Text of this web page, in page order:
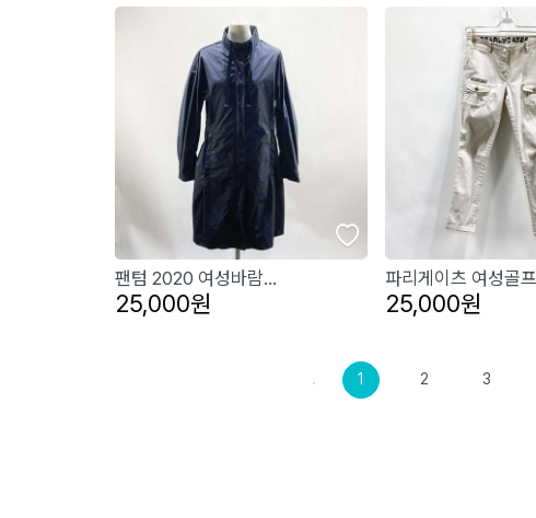
팬텀 2020 여성바람...
25,000원
파리게이츠 여성골
25,000원
1 2 3